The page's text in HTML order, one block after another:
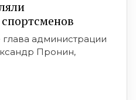
администрации
Пронин,